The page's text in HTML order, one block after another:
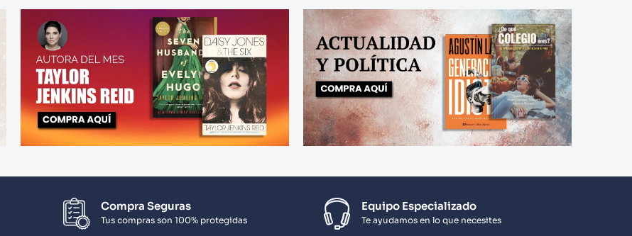
Compra Seguras
Tus compras son 100% protegidas
Equipo Especializado
Te ayudamos en lo que necesites